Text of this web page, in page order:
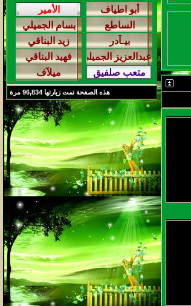
هذه الصفحة تمت زيارتها 96,834 مرة